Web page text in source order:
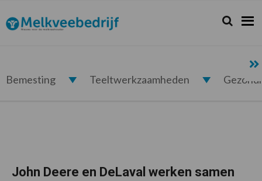
de
hoofdnavigatie
de
hoofd
de
eerste
de
voettekst
Melkveebedrijf.nl Zoeken...
Zoek
Bemesting Teeltwerkzaamheden
John Deere en DeLaval werken samen